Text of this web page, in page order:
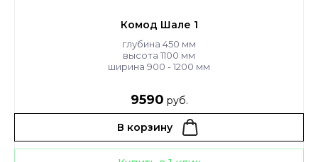
Комод Шале 1
глубина 450 мм
высота 1100 мм
ширина 900 - 1200 мм
9590 руб.
В корзину